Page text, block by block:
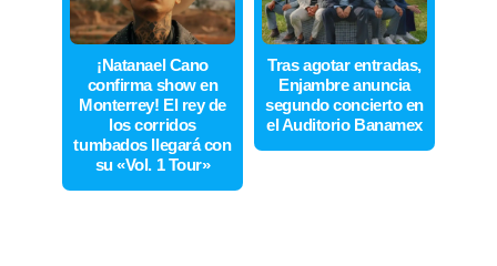
¡Natanael Cano
confirma show en
Monterrey! El rey de
los corridos
tumbados llegará con
su «Vol. 1 Tour»
Tras agotar entradas,
Enjambre anuncia
segundo concierto en
el Auditorio Banamex